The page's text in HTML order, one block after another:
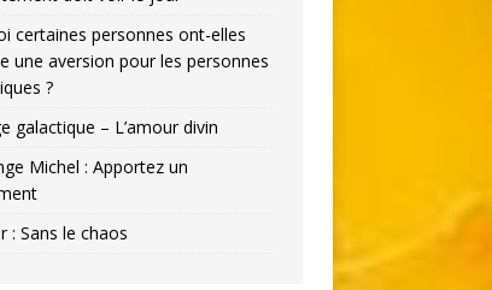
certaines personnes ont-elles
une aversion pour les personnes
?
galactique – L’amour divin
Michel : Apportez un
: Sans le chaos